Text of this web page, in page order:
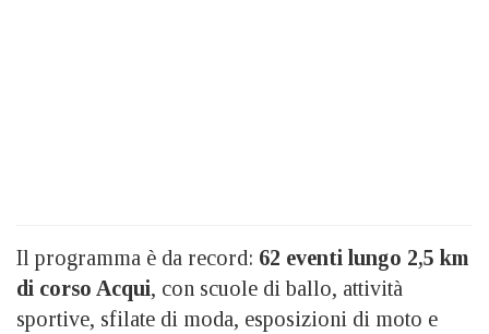
Il programma è da record: 62 eventi lungo 2,5 km
di corso Acqui, con scuole di ballo, attività
sportive, sfilate di moda, esposizioni di moto e